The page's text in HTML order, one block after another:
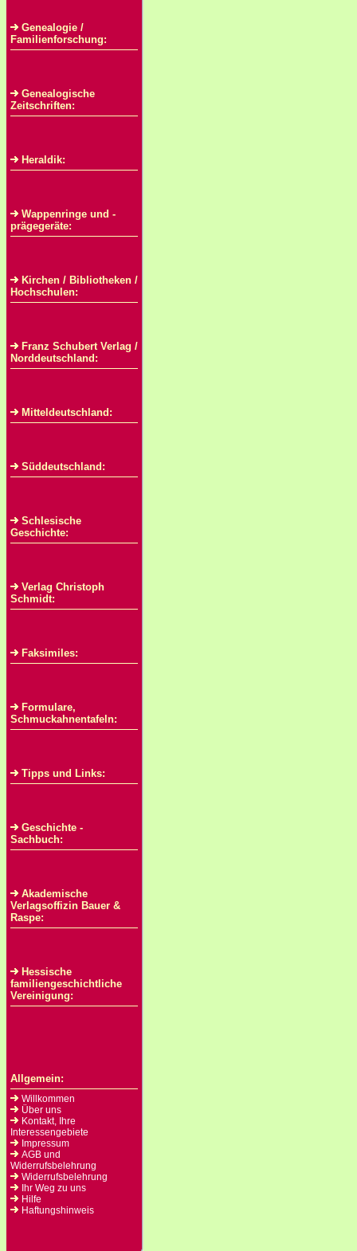
Genealogie /
Familienforschung:
Genealogische
Zeitschriften:
Heraldik:
Wappenringe und -
prägegeräte:
Kirchen / Bibliotheken /
Hochschulen:
Franz Schubert Verlag /
Norddeutschland:
Mitteldeutschland:
Süddeutschland:
Schlesische
Geschichte:
Verlag Christoph
Schmidt:
Faksimiles:
Formulare,
Schmuckahnentafeln:
Tipps und Links:
Geschichte -
Sachbuch:
Akademische
Verlagsoffizin Bauer &
Raspe:
Hessische
familiengeschichtliche
Vereinigung:
Allgemein:
Willkommen
Über uns
Kontakt, Ihre
Interessengebiete
Impressum
AGB und
Widerrufsbelehrung
Widerrufsbelehrung
Ihr Weg zu uns
Hilfe
Haftungshinweis